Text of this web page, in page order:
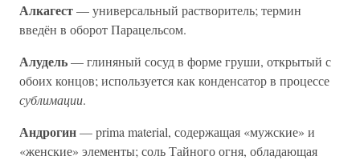
Алкагест— универсальный растворитель; термин
введён в оборот Парацельсом.
Алудель— глиняный сосуд в форме груши, открытый с
обоих концов; используется как конденсатор в процессе
сублимации.
Андрогин— prima material, содержащая «мужские» и
«женские» элементы; соль Тайного огня, обладающая